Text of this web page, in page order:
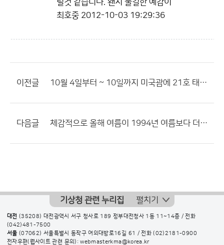
릴것 같습니다. 왠지 불길한 예감이
최호중 2012-10-03 19:29:36
이전글 10월 4일부터 ~ 10일까지 미국괌에 21호 태풍 1개 생겨서 일본쪽으로 이동할듯
다음글 체감적으로 올해 여름이 1994년 여름보다 더웠죠.
기상청 관련 누리집 펼치기
대전 (35208) 대전광역시 서구 청사로 189 정부대전청사 1동 11~14층 / 전화
(042)481-7500
서울 (07062) 서울특별시 동작구 여의대방로16길 61 / 전화(02)2181-0900
전자우편(웹사이트 관련 문의): webmasterkma@korea.kr